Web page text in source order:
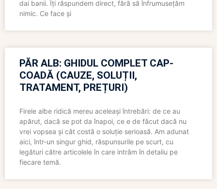
dai banii. Îți răspundem direct, fără să înfrumusețăm
nimic. Ce face și
PĂR ALB: GHIDUL COMPLET CAP-
COADĂ (CAUZE, SOLUȚII,
TRATAMENT, PREȚURI)
Firele albe ridică mereu aceleași întrebări: de ce au
apărut, dacă se pot da înapoi, ce e de făcut dacă nu
vrei vopsea și cât costă o soluție serioasă. Am adunat
aici, într-un singur ghid, răspunsurile pe scurt, cu
legături către articolele în care intrăm în detaliu pe
fiecare temă.